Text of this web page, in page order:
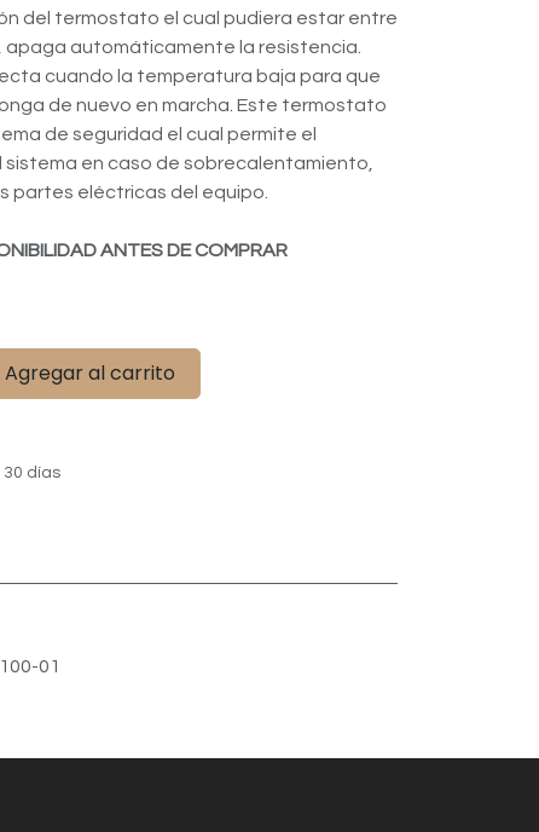
del termostato el cual pudiera estar entre
apaga automáticamente la resistencia.
cuando la temperatura baja para que
de nuevo en marcha. Este termostato
de seguridad el cual permite el
en caso de sobrecalentamiento,
partes eléctricas del equipo.
ANTES DE COMPRAR
Agregar al carrito
días
01